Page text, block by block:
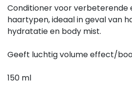
Conditioner voor verbeterende
haartypen, ideaal in geval van
hydratatie en body mist.
Geeft luchtig volume effect/
150 ml